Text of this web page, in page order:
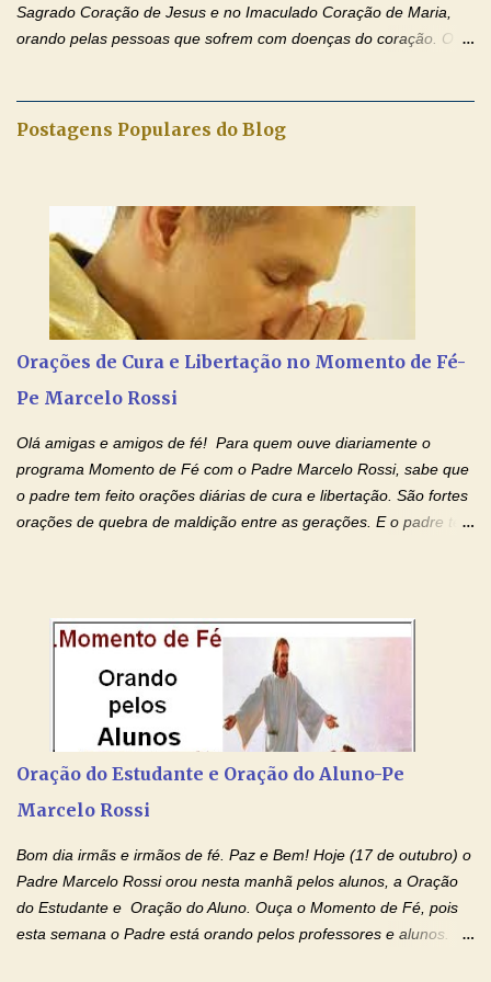
Sagrado Coração de Jesus e no Imaculado Coração de Maria,
orando pelas pessoas que sofrem com doenças do coração. O
esta abençoada semana de orações no programa de rádio
tenha fé, creia firmemente e ore incessantemente até que o
Kairós aconteça em sua vida. Fique no Amor Ágape de Jesus e
no Amor Materno de Nossa Senhora. Adriana-Devoção e Fé
Mensagem do Padre Marcelo Rossi por E-mail: Amados!! Nesta
quarta feira, vamos orar pelas pessoas que sofrem com as
doenças do coração, NO SAGRADO CORAÇÃO DE JESUS E NO
Postagens Populares do Blog
Orações de Cura e Libertação no Momento de Fé-
Pe Marcelo Rossi
Olá amigas e amigos de fé! Para quem ouve diariamente o
programa Momento de Fé com o Padre Marcelo Rossi, sabe que
o padre tem feito orações diárias de cura e libertação. São fortes
orações de quebra de maldição entre as gerações. E o padre tem
por estas valiosas orações. Tenham um lindo fim de semana na
paz de Jesus Cristo e no amor de Maria Santíssima. Adriana-
Devoção e Fé Clique para acessar: Facebook Padre Marcelo
Rossi Site Padre Marcelo Rossi (para ouvir o Momento de Fé)
Tocai, Cura! E Restaura! "Jesus, no poder de Seu Nome, peço
agora que as águas do meu batismo fluam para trás através das
gerações, através de todas as raízes da minha árvore
genealógica. Que o Sangue de Jesus, purificador e vivificante,
Oração do Estudante e Oração do Aluno-Pe
Marcelo Rossi
Bom dia irmãs e irmãos de fé. Paz e Bem! Hoje (17 de outubro) o
Padre Marcelo Rossi orou nesta manhã pelos alunos, a Oração
do Estudante e Oração do Aluno. Ouça o Momento de Fé, pois
esta semana o Padre está orando pelos professores e alunos.